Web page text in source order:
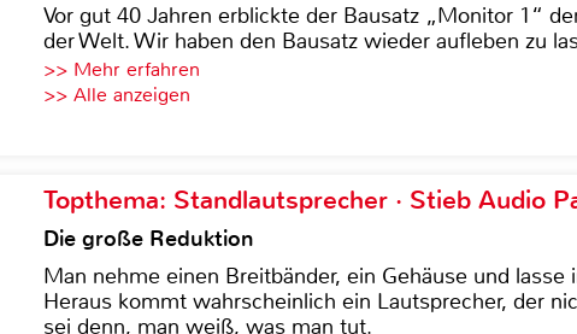
Vor gut 40 Jahren erblickte der Bausatz „Monitor 1“
der Welt. Wir haben den Bausatz wieder aufleben zu
>> Mehr erfahren
>> Alle anzeigen
Topthema: Standlautsprecher · Stieb Audio
Die große Reduktion
Man nehme einen Breitbänder, ein Gehäuse und
Heraus kommt wahrscheinlich ein Lautsprecher, der
sei denn, man weiß, was man tut.